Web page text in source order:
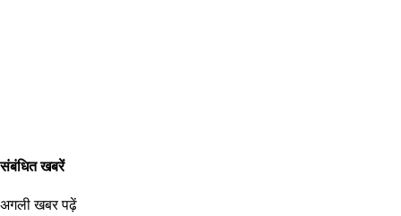
संबंधित खबरें
अगली खबर पढ़ें